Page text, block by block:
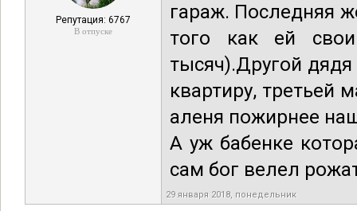
Репутация: 6767
В отпуске
гараж. Последняя
того как ей
тысяч).Другой
квартиру, третьей
аленя пожирнее
А уж бабенке
сам бог велел
29 января 2018, понедельник